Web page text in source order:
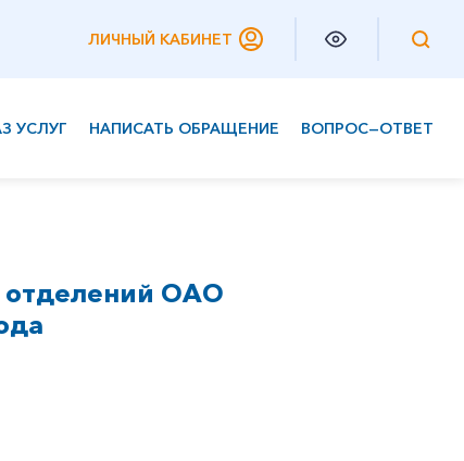
ЛИЧНЫЙ КАБИНЕТ
УСЛУГ НАПИСАТЬ ОБРАЩЕНИЕ ВОПРОС—ОТВЕТ
отделений ОАО